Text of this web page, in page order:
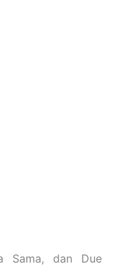
Sama, dan Due